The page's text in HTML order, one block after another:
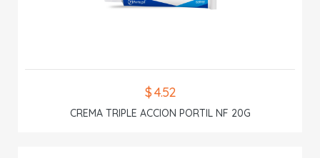
$ 4.52
CREMA TRIPLE ACCION PORTIL NF 20G